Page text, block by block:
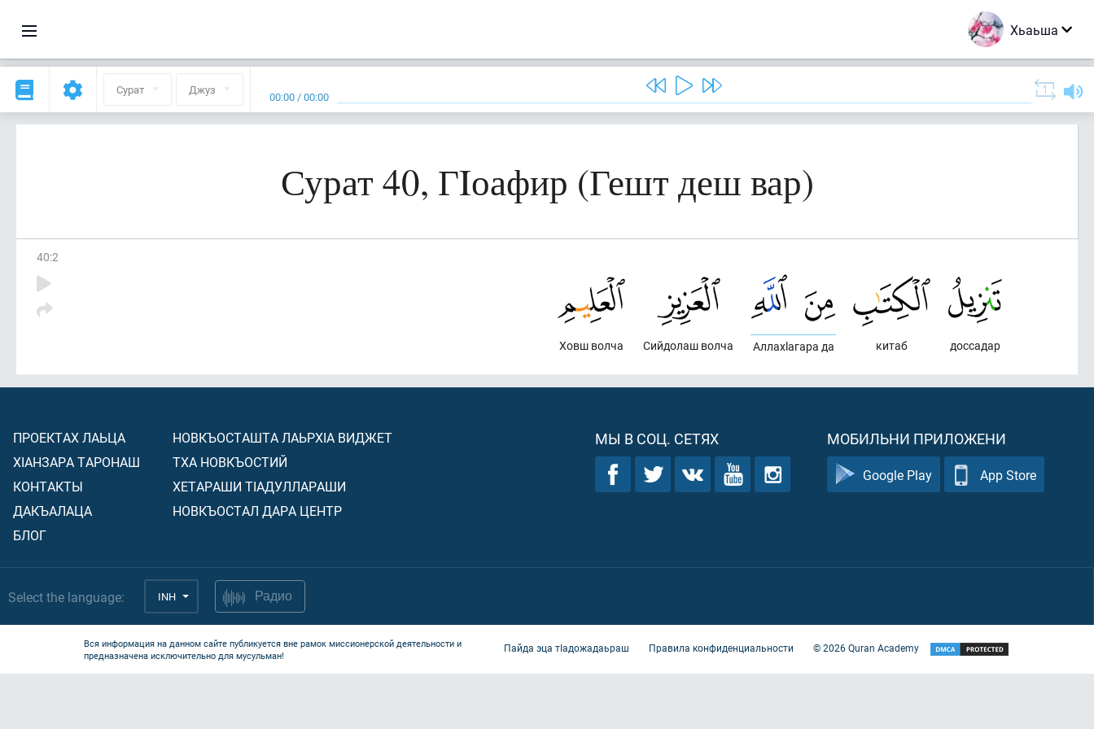
Хьаьша
Сурат Джуз 00:00 /00:00
Сурат 40, ГIоафир (Гешт деш вар)
40:2
доссадар
китаб
Аллахlагара да
Сийдолаш волча
Ховш волча
ПРОЕКТАХ ЛАЬЦА
ХIАНЗАРА ТАРОНАШ
КОНТАКТЫ
ДАКЪАЛАЦА
БЛОГ
НОВКЪОСТАШТА ЛАЬРХIА ВИДЖЕТ
ТХА НОВКЪОСТИЙ
ХЕТАРАШИ ТIАДУЛЛАРАШИ
НОВКЪОСТАЛ ДАРА ЦЕНТР
МЫ В СОЦ. СЕТЯХ МОБИЛЬНИ ПРИЛОЖЕНИ
Google Play App Store
Select the language: INH Радио
Вся информация на данном сайте публикуется вне рамок миссионерской деятельности и
предназначена исключительно для мусульман!
Пайда эца тIадожадаьраш Правила конфиденциальности ©2026Quran Academy